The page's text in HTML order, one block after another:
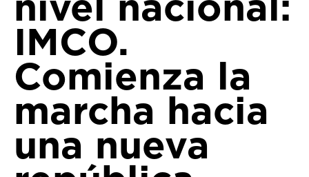
IMCO.
Comienza la
marcha hacia
una nueva